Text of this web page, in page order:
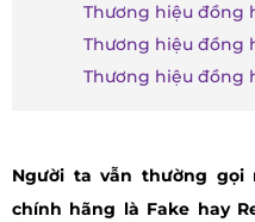
Thương hiệu đồng
Thương hiệu đồng
Thương hiệu đồng
Người ta vẫn thường gọi
chính hãng là Fake hay